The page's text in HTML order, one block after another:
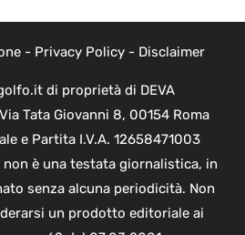
- Privacy Policy- Disclaimer
di proprietà di DEVA
Via Tata Giovanni 8, 00154 Roma
e Partita I.V.A. 12658471003
è una testata giornalistica, in
senza alcuna periodicità. Non
un prodotto editoriale ai